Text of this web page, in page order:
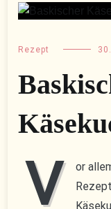
Rezept
V
or